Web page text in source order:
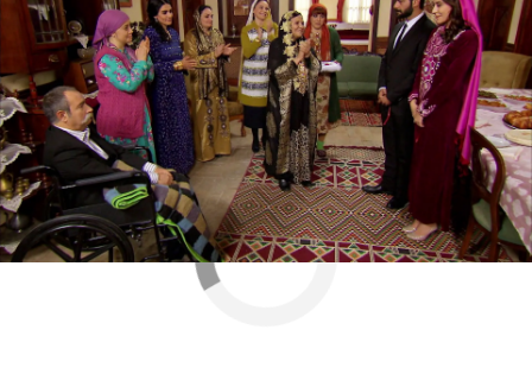
Nova » Series » Esposa joven » Mejores momentos